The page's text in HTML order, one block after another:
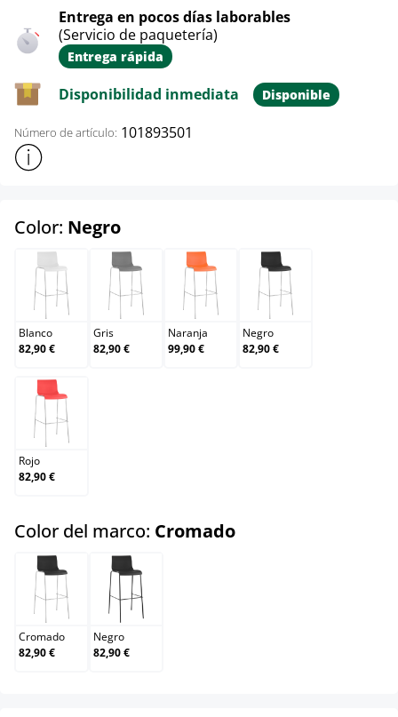
Entrega en pocos días laborables
(Servicio de paquetería)
Entrega rápida
Disponibilidad inmediata Disponible
Número de artículo: 101893501
Mostrar más información sobre el producto
Color: Negroselect
Blanco
Blanco
82,90 €
Gris
Gris
82,90 €
Naranja
Naranja
99,90 €
Negro
Negro
82,90 €
Rojo
Rojo
82,90 €
Color del marco: Cromadoselect
Cromado
Cromado
82,90 €
Negro
Negro
82,90 €